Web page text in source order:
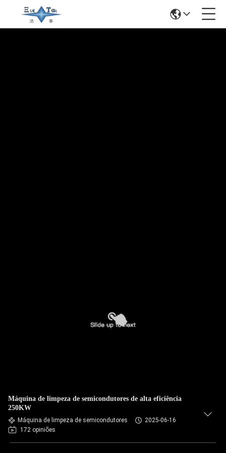
Máquina de limpeza de semicondutores de alta eficiência
250KW
Máquina de limpeza de semicondutores
2025-06-16
172 opiniões